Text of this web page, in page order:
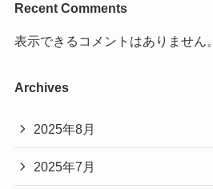
Recent Comments
表示できるコメントはありません。
Archives
2025年8月
2025年7月